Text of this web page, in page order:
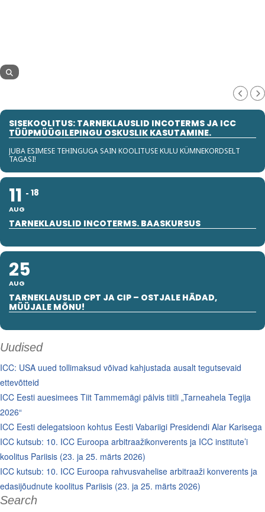
SISEKOOLITUS: TARNEKLAUSLID INCOTERMS JA ICC
TÜÜPMÜÜGILEPINGU OSKUSLIK KASUTAMINE.
JUBA ESIMESE TEHINGUGA SAIN KOOLITUSE KULU KÜMNEKORDSELT
TAGASI!
11
AUG
18
TARNEKLAUSLID INCOTERMS. BAASKURSUS
25
AUG
TARNEKLAUSLID CPT JA CIP – OSTJALE HÄDAD,
MÜÜJALE MÕNU!
Uudised
ICC: USA uued tollimaksud võivad kahjustada ausalt tegutsevaid
ettevõtteid
ICC Eesti auesimees Tiit Tammemägi pälvis tiitli „Tarneahela Tegija
2026“
ICC Eesti delegatsioon kohtus Eesti Vabariigi Presidendi Alar Karisega
ICC kutsub: 10. ICC Euroopa arbitraažikonverents ja ICC institute’i
koolitus Pariisis (23. ja 25. märts 2026)
ICC kutsub: 10. ICC Euroopa rahvusvahelise arbitraaži konverents ja
edasijõudnute koolitus Pariisis (23. ja 25. märts 2026)
Search